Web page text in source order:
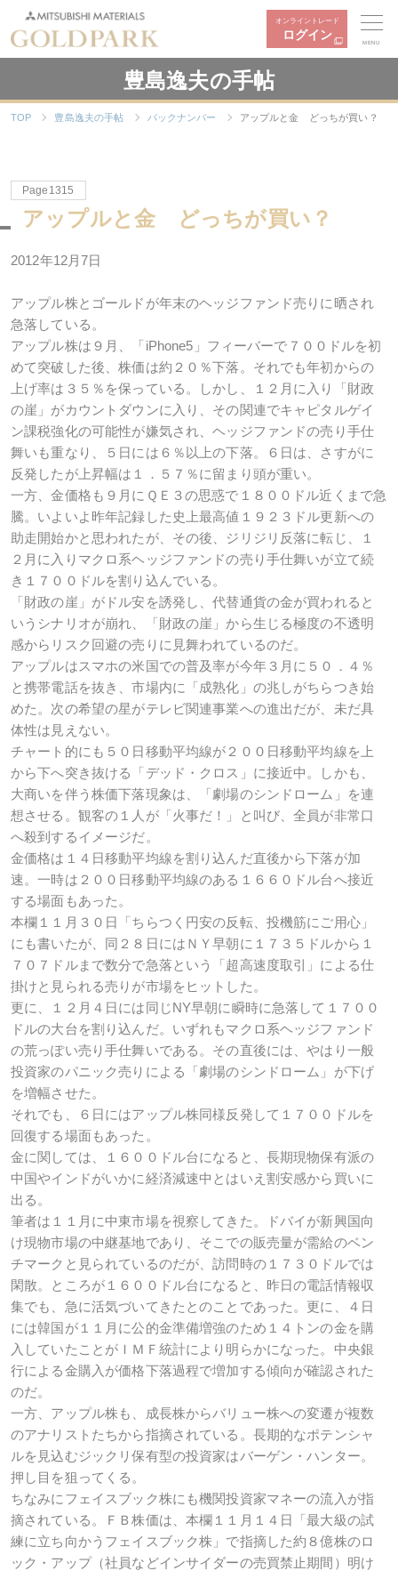
オンライントレード
ログイン
MENU
豊島逸夫の手帖
TOP 豊島逸夫の手帖 バックナンバー アップルと金 どっちが買い？
Page1315
アップルと金 どっちが買い？
2012年12月7日
アップル株とゴールドが年末のヘッジファンド売りに晒され
急落している。
アップル株は９月、「iPhone5」フィーバーで７００ドルを初
めて突破した後、株価は約２０％下落。それでも年初からの
上げ率は３５％を保っている。しかし、１２月に入り「財政
の崖」がカウントダウンに入り、その関連でキャピタルゲイ
ン課税強化の可能性が嫌気され、ヘッジファンドの売り手仕
舞いも重なり、５日には６％以上の下落。６日は、さすがに
反発したが上昇幅は１．５７％に留まり頭が重い。
一方、金価格も９月にＱＥ３の思惑で１８００ドル近くまで急
騰。いよいよ昨年記録した史上最高値１９２３ドル更新への
助走開始かと思われたが、その後、ジリジリ反落に転じ、１
２月に入りマクロ系ヘッジファンドの売り手仕舞いが立て続
き１７００ドルを割り込んでいる。
「財政の崖」がドル安を誘発し、代替通貨の金が買われると
いうシナリオが崩れ、「財政の崖」から生じる極度の不透明
感からリスク回避の売りに見舞われているのだ。
アップルはスマホの米国での普及率が今年３月に５０．４％
と携帯電話を抜き、市場内に「成熟化」の兆しがちらつき始
めた。次の希望の星がテレビ関連事業への進出だが、未だ具
体性は見えない。
チャート的にも５０日移動平均線が２００日移動平均線を上
から下へ突き抜ける「デッド・クロス」に接近中。しかも、
大商いを伴う株価下落現象は、「劇場のシンドローム」を連
想させる。観客の１人が「火事だ！」と叫び、全員が非常口
へ殺到するイメージだ。
金価格は１４日移動平均線を割り込んだ直後から下落が加
速。一時は２００日移動平均線のある１６６０ドル台へ接近
する場面もあった。
本欄１１月３０日「ちらつく円安の反転、投機筋にご用心」
にも書いたが、同２８日にはＮＹ早朝に１７３５ドルから１
７０７ドルまで数分で急落という「超高速度取引」による仕
掛けと見られる売りが市場をヒットした。
更に、１２月４日には同じNY早朝に瞬時に急落して１７００
ドルの大台を割り込んだ。いずれもマクロ系ヘッジファンド
の荒っぽい売り手仕舞いである。その直後には、やはり一般
投資家のパニック売りによる「劇場のシンドローム」が下げ
を増幅させた。
それでも、６日にはアップル株同様反発して１７００ドルを
回復する場面もあった。
金に関しては、１６００ドル台になると、長期現物保有派の
中国やインドがいかに経済減速中とはいえ割安感から買いに
出る。
筆者は１１月に中東市場を視察してきた。ドバイが新興国向
け現物市場の中継基地であり、そこでの販売量が需給のベン
チマークと見られているのだが、訪問時の１７３０ドルでは
閑散。ところが１６００ドル台になると、昨日の電話情報収
集でも、急に活気づいてきたとのことであった。更に、４日
には韓国が１１月に公的金準備増強のため１４トンの金を購
入していたことがＩＭＦ統計により明らかになった。中央銀
行による金購入が価格下落過程で増加する傾向が確認された
のだ。
一方、アップル株も、成長株からバリュー株への変遷が複数
のアナリストたちから指摘されている。長期的なポテンシャ
ルを見込むジックリ保有型の投資家はバーゲン・ハンター。
押し目を狙ってくる。
ちなみにフェイスブック株にも機関投資家マネーの流入が指
摘されている。ＦＢ株価は、本欄１１月１４日「最大級の試
練に立ち向かうフェイスブック株」で指摘した約８億株のロ
ック・アップ（社員などインサイダーの売買禁止期間）明け